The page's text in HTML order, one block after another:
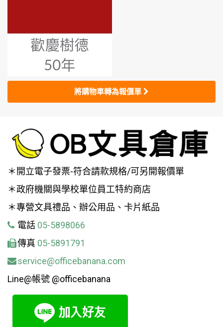
將購物車轉為報價單
＊開立電子發票-符合請款規格/可另開報價單
＊政府機關與學校單位員工特約商店
＊專營文具禮品、辦公用品、卡片紙品
電話 05-5898066
傳真 05-5891791
service@officebanana.com
Line@帳號 @officebanana